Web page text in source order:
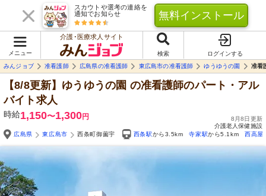
スカウトや選考の連絡を
通知でお知らせ
無料インストール
メニュー
介護･医療求人サイト
検索
ログインする
みんジョブ
准看護師 広島県の准看護師 東広島市の准看護師 ゆうゆうの園 准看
【8/8更新】ゆうゆうの園 の准看護師のパート・アル
バイト求人
時給1,150〜1,300円
8月8日更新
介護老人保健施設
広島県
東広島市 西条町御薗宇 西条駅から3.5km 寺家駅から5.1km 西高屋